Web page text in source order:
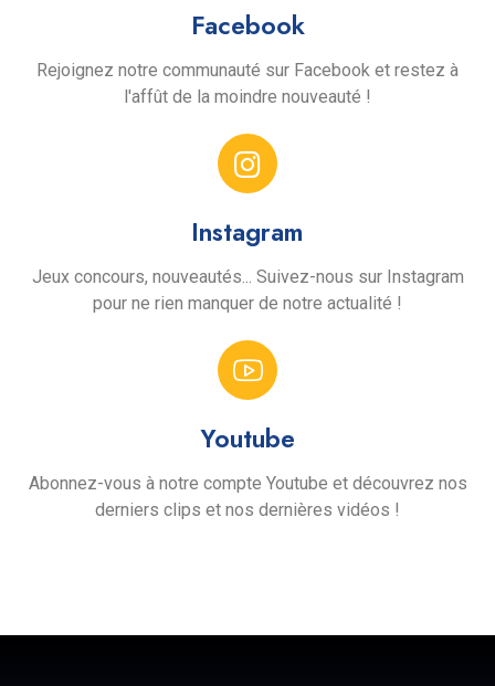
Facebook
Rejoignez notre communauté sur Facebook et restez à
l'affût de la moindre nouveauté !
Instagram
Jeux concours, nouveautés... Suivez-nous sur Instagram
pour ne rien manquer de notre actualité !
Youtube
Abonnez-vous à notre compte Youtube et découvrez nos
derniers clips et nos dernières vidéos !